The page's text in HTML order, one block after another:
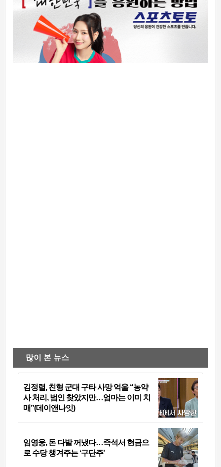
많이 본 뉴스
김정렬, 친형 군대 구타 사망 억울 “농약
사 처리, 범인 찾았지만…엄마는 이미 치
매”(데이앤나잇)
임영웅, 돈 다발 꺼냈다…즉석서 현금으
로 수당 챙겨주는 ‘구단주’